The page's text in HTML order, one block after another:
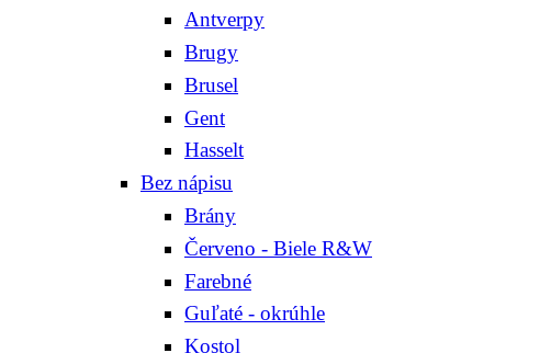
Antverpy
Brugy
Brusel
Gent
Hasselt
Bez nápisu
Brány
Červeno - Biele R&W
Farebné
Guľaté - okrúhle
Kostol